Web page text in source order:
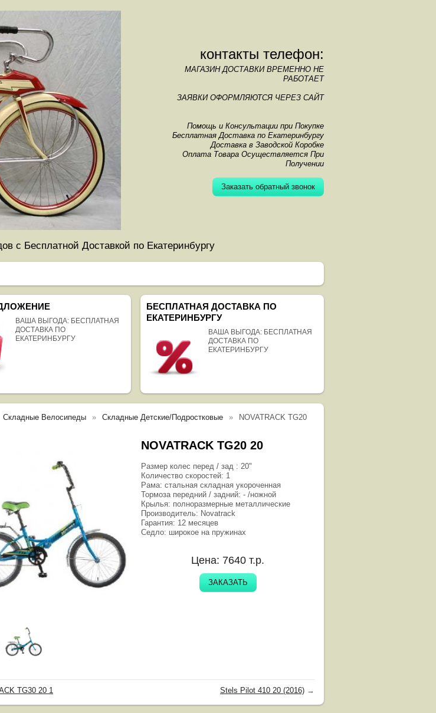
контакты телефон:
МАГАЗИН ДОСТАВКИ ВРЕМЕННО НЕ
РАБОТАЕТ
ЗАЯВКИ ОФОРМЛЯЮТСЯ ЧЕРЕЗ САЙТ
Помощь и Консультации при Покупке
Бесплатная Доставка по Екатеринбургу
Доставка в Заводской Коробке
Оплата Товара Осуществляется При
Получении
Заказать обратный звонок
с Бесплатной Доставкой по Екатеринбургу
ВАША ВЫГОДА: БЕСПЛАТНАЯ
ДОСТАВКА ПО
ЕКАТЕРИНБУРГУ
БЕСПЛАТНАЯ ДОСТАВКА ПО
ЕКАТЕРИНБУРГУ
ВАША ВЫГОДА: БЕСПЛАТНАЯ
ДОСТАВКА ПО
ЕКАТЕРИНБУРГУ
Складные Велосипеды Складные Детские/Подростковые
NOVATRACK TG20
NOVATRACK TG20 20
Размер колес перед / зад : 20"
Количество скоростей: 1
Рама: стальная складная укороченная
Тормоза передний / задний: - /ножной
Крылья: полноразмерные металлические
Производитель: Novatrack
Гарантия: 12 месяцев
Седло: широкое на пружинах
Цена: 7640 т.р.
ЗАКАЗАТЬ
TG30 20 1 Stels Pilot 410 20 (2016) →